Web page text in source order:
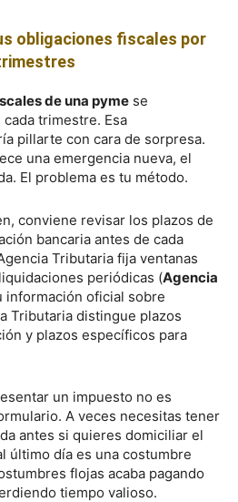
obligaciones fiscales por
de una pyme se
trimestre. Esa
pillarte con cara de sorpresa.
una emergencia nueva, el
El problema es tu método.
conviene revisar los plazos de
bancaria antes de cada
Tributaria fija ventanas
periódicas (Agencia
información oficial sobre
Tributaria distingue plazos
y plazos específicos para
un impuesto no es
A veces necesitas tener
antes si quieres domiciliar el
último día es una costumbre
flojas acaba pagando
tiempo valioso.